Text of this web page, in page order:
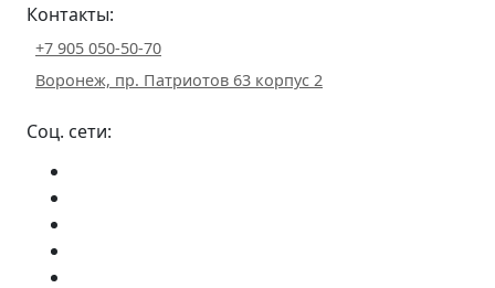
Контакты:
+7 905 050-50-70
Воронеж, пр. Патриотов 63 корпус 2
Соц. сети: